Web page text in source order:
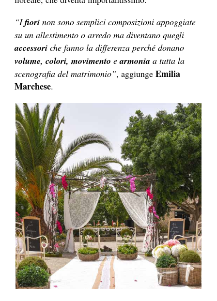
“Ifiori non sono semplici composizioni appoggiate
su un allestimento o arredo ma diventano quegli
accessori che fanno la differenza perché donano
volume, colori, movimento earmonia a tutta la
scenografia del matrimonio”, aggiunge Emilia
Marchese.